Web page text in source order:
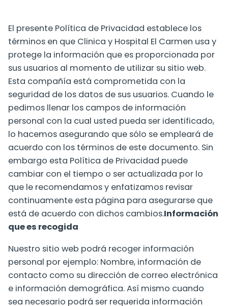
El presente Política de Privacidad establece los
términos en que Clinica y Hospital El Carmen usa y
protege la información que es proporcionada por
sus usuarios al momento de utilizar su sitio web.
Esta compañía está comprometida con la
seguridad de los datos de sus usuarios. Cuando le
pedimos llenar los campos de información
personal con la cual usted pueda ser identificado,
lo hacemos asegurando que sólo se empleará de
acuerdo con los términos de este documento. Sin
embargo esta Política de Privacidad puede
cambiar con el tiempo o ser actualizada por lo
que le recomendamos y enfatizamos revisar
continuamente esta página para asegurarse que
está de acuerdo con dichos cambios.Información
que es recogida
Nuestro sitio web podrá recoger información
personal por ejemplo: Nombre, información de
contacto como su dirección de correo electrónica
e información demográfica. Así mismo cuando
sea necesario podrá ser requerida información